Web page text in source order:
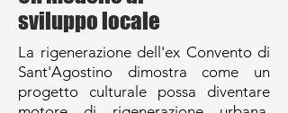
sviluppo locale
La rigenerazione dell'ex Convento di
Sant'Agostino dimostra come un
progetto culturale possa diventare